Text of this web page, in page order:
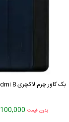
بک کاور چرم لاکچری Redmi 8 - کد C174
بدون قیمت 100,000 تومان